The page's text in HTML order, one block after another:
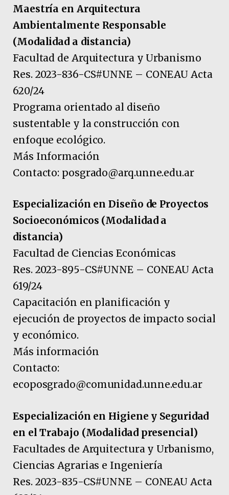
Maestría en Arquitectura
Ambientalmente Responsable
(Modalidad a distancia)
Facultad de Arquitectura y Urbanismo
Res. 2023-836-CS#UNNE – CONEAU Acta
620/24
Programa orientado al diseño
sustentable y la construcción con
enfoque ecológico.
Más Información
Contacto: posgrado@arq.unne.edu.ar
Especialización en Diseño de Proyectos
Socioeconómicos (Modalidad a
distancia)
Facultad de Ciencias Económicas
Res. 2023-895-CS#UNNE – CONEAU Acta
619/24
Capacitación en planificación y
ejecución de proyectos de impacto social
y económico.
Más información
Contacto:
ecoposgrado@comunidad.unne.edu.ar
Especialización en Higiene y Seguridad
en el Trabajo (Modalidad presencial)
Facultades de Arquitectura y Urbanismo,
Ciencias Agrarias e Ingeniería
Res. 2023-835-CS#UNNE – CONEAU Acta